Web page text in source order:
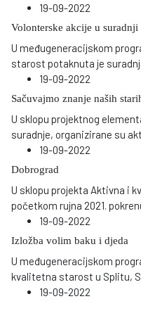
19-09-2022
Volonterske akcije u suradnji
U međugeneracijskom
starost potaknuta je
19-09-2022
Sačuvajmo znanje naših
U sklopu projektnog
suradnje, organizirane su
19-09-2022
Dobrograd
U sklopu projekta Aktivna i
početkom rujna 2021.
19-09-2022
Izložba volim baku i djeda
U međugeneracijskom
kvalitetna starost u Splitu,
19-09-2022